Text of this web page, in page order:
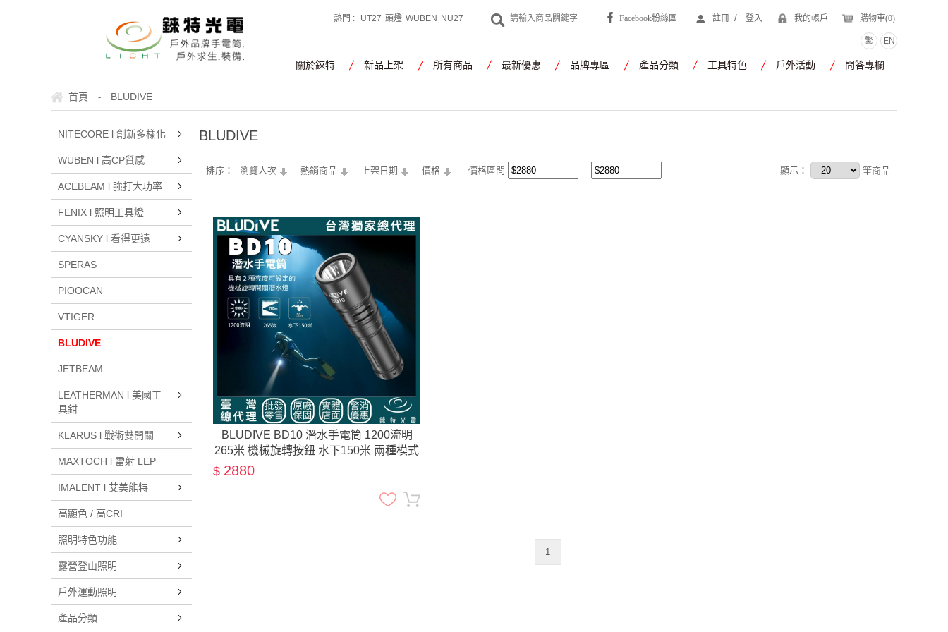
熱門 : UT27 頭燈 WUBEN NU27 Facebook粉絲團 註冊 / 登入 我的帳戶 購物車(0)
繁 EN
關於錸特 新品上架 所有商品 最新優惠 品牌專區 產品分類 工具特色 戶外活動 問答專欄
首頁 - BLUDIVE
NITECORE l 創新多樣化
WUBEN l 高CP質感
ACEBEAM l 強打大功率
FENIX l 照明工具燈
CYANSKY l 看得更遠
SPERAS
PIOOCAN
VTIGER
BLUDIVE
JETBEAM
LEATHERMAN l 美國工
具鉗
KLARUS l 戰術雙開關
MAXTOCH l 雷射 LEP
IMALENT l 艾美能特
高顯色 / 高CRI
照明特色功能
露營登山照明
戶外運動照明
產品分類
BLUDIVE
排序： 瀏覽人次 熱銷商品 上架日期 價格 價格區間 顯示： 筆商品
BLUDIVE BD10 潛水手電筒 1200流明
265米 機械旋轉按鈕 水下150米 兩種模式
$ 2880
1